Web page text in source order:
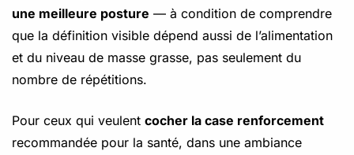
une meilleure posture — à condition de comprendre
que la définition visible dépend aussi de l’alimentation
et du niveau de masse grasse, pas seulement du
nombre de répétitions.
Pour ceux qui veulent cocher la case renforcement
recommandée pour la santé, dans une ambiance